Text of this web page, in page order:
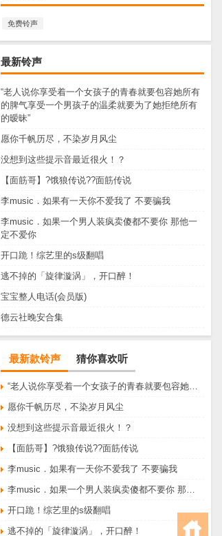
免费铃声
最新铃声
“老人说你享受着一个女孩子的青春就要包容她所有
的脾气享受一个男孩子的温柔就要为了她拒绝所有
的暧昧”
愿你千帆历尽，不染岁月风尘
没想到这些提示音最近很火！？
【面筋哥】?饿狼传说??面筋传说
李music．如果有一天你不爱我了 不要骗我
李music．如果一个男人装疯卖傻都不要你 那他一
定不爱你
开口跪！综艺里的s级翻唱
逃不掉的「旋律漩涡」，开口醉！
宝宝整人电话(会员版)
德云社晚安合集
最新款铃声 猜你喜欢听
愿你千帆历尽，不染岁月风尘
没想到这些提示音最近很火！？
【面筋哥】?饿狼传说??面筋传说
李music．如果有一天你不爱我了 不要骗我
开口跪！综艺里的s级翻唱
逃不掉的「旋律漩涡」，开口醉！